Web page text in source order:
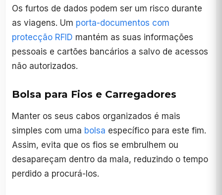
Os furtos de dados podem ser um risco durante
as viagens. Um porta-documentos com
protecção RFID mantém as suas informações
pessoais e cartões bancários a salvo de acessos
não autorizados.
Bolsa para Fios e Carregadores
Manter os seus cabos organizados é mais
simples com uma bolsa específico para este fim.
Assim, evita que os fios se embrulhem ou
desapareçam dentro da mala, reduzindo o tempo
perdido a procurá-los.